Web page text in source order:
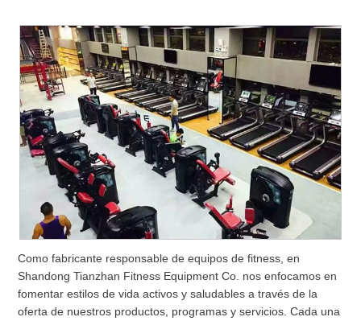
Como fabricante responsable de equipos de fitness, en
Shandong Tianzhan Fitness Equipment Co. nos enfocamos en
fomentar estilos de vida activos y saludables a través de la
oferta de nuestros productos, programas y servicios. Cada una